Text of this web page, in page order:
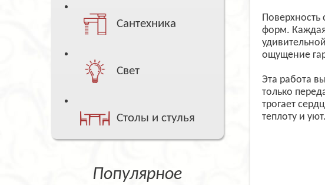
Сантехника
Свет
Столы и стулья
Популярное
Поверхность
форм.
ощущение
Эта работа
только
трогает
теплоту и уют.